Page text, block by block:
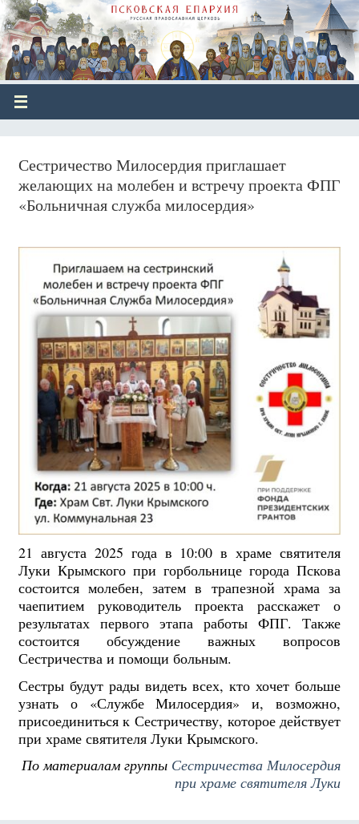
Сестричество Милосердия приглашает
желающих на молебен и встречу проекта ФПГ
«Больничная служба милосердия»
21 августа 2025 года в 10:00 в храме святителя
Луки Крымского при горбольнице города Пскова
состоится молебен, затем в трапезной храма за
чаепитием руководитель проекта расскажет о
результатах первого этапа работы ФПГ. Также
состоится обсуждение важных вопросов
Сестричества и помощи больным.
Сестры будут рады видеть всех, кто хочет больше
узнать о «Службе Милосердия» и, возможно,
присоединиться к Сестричеству, которое действует
при храме святителя Луки Крымского.
По материалам группы Сестричества Милосердия
при храме святителя Луки